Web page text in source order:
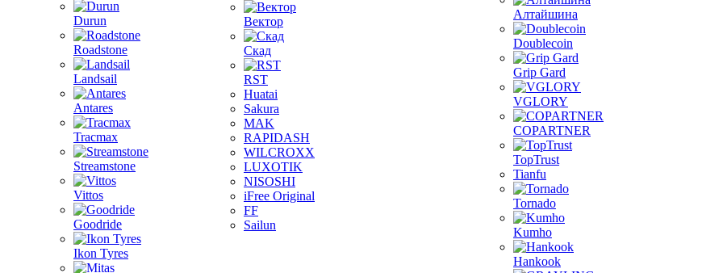
Durun
Roadstone
Landsail
Antares
Tracmax
Streamstone
Vittos
Goodride
Ikon Tyres
Вектор
Скад
RST
Huatai
Sakura
MAK
RAPIDASH
WILCROXX
LUXOTIK
NISOSHI
iFree Original
FF
Sailun
Алтайшина
Doublecoin
Grip Gard
VGLORY
COPARTNER
TopTrust
Tianfu
Tornado
Kumho
Hankook